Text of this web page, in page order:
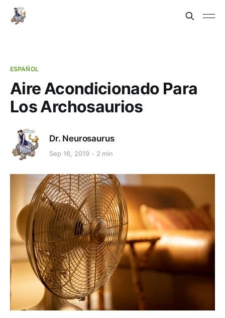
ESPAÑOL
Aire Acondicionado Para
Los Archosaurios
Dr. Neurosaurus
Sep 16, 2019 2 min